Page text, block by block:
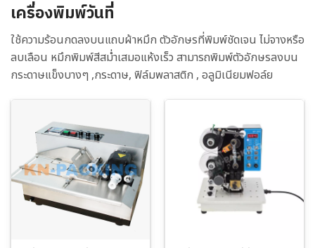
เครื่องพิมพ์วันที่
ใช้ความร้อนกดลงบนแถบผ้าหมึก ตัวอักษรที่พิมพ์ชัดเจน ไม่จางหรือ
ลบเลือน หมึกพิมพ์สีสม่ำเสมอแห้งเร็ว สามารถพิมพ์ตัวอักษรลงบน
กระดาษแข็งบางๆ ,กระดาษ, ฟิล์มพลาสติก , อลูมิเนียมฟอล์ย